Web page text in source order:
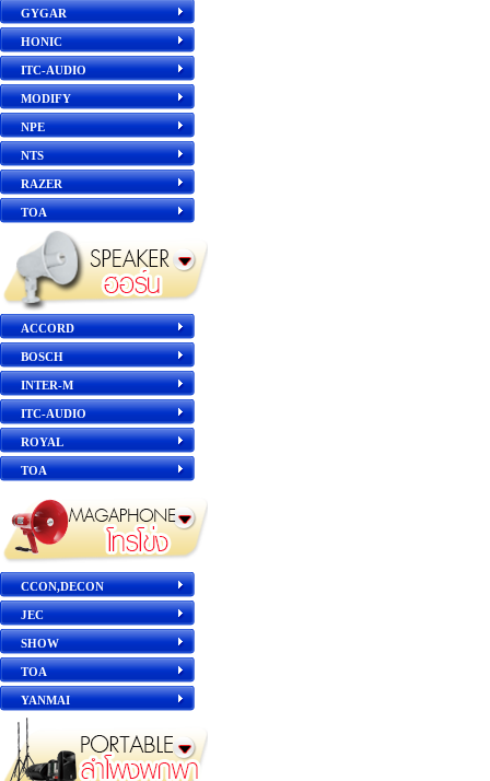
GYGAR
HONIC
ITC-AUDIO
MODIFY
NPE
NTS
RAZER
TOA
ACCORD
BOSCH
INTER-M
ITC-AUDIO
ROYAL
TOA
CCON,DECON
JEC
SHOW
TOA
YANMAI